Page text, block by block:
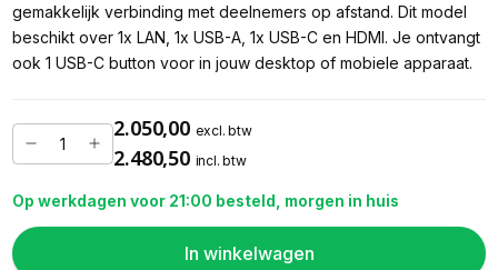
gemakkelijk verbinding met deelnemers op afstand. Dit model
beschikt over 1x LAN, 1x USB-A, 1x USB-C en HDMI. Je ontvangt
ook 1 USB-C button voor in jouw desktop of mobiele apparaat.
2.050,00 excl. btw
2.480,50 incl. btw
Op werkdagen voor 21:00 besteld, morgen in huis
In winkelwagen